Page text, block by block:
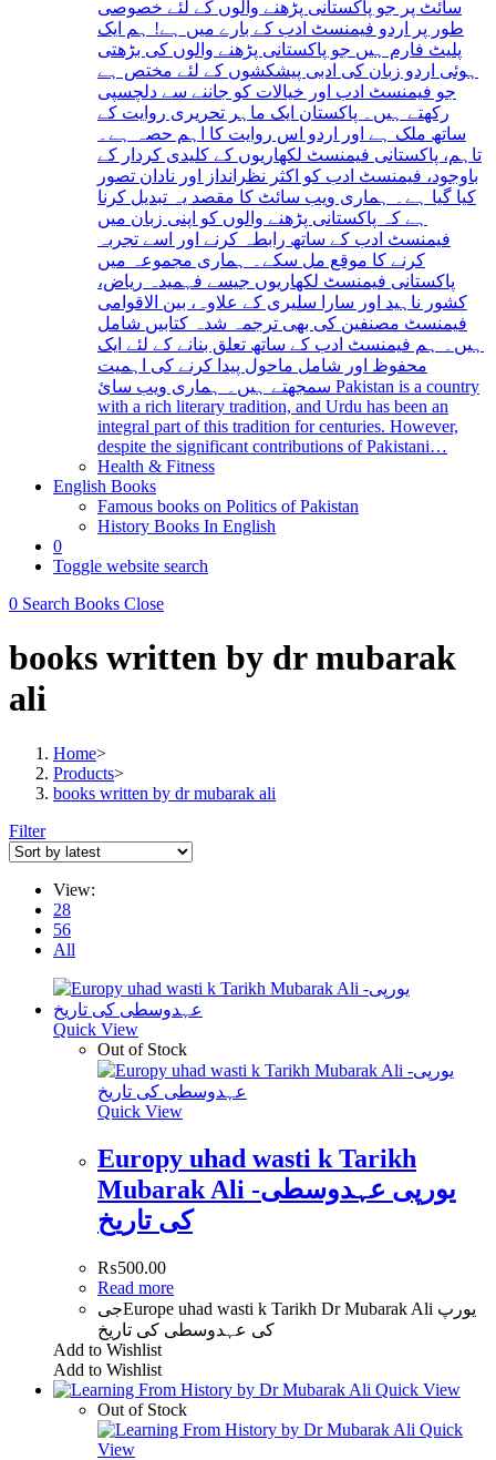
سائٹ پر جو پاکستانی پڑھنے والوں کے لئے خصوصی
طور پر اردو فیمنسٹ ادب کے بارے میں ہے! ہم ایک
پلیٹ فارم ہیں جو پاکستانی پڑھنے والوں کی بڑھتی
ہوئی اردو زبان کی ادبی پیشکشوں کے لئے مختص ہے
جو فیمنسٹ ادب اور خیالات کو جاننے سے دلچسپی
رکھتے ہیں۔ پاکستان ایک ماہر تحریری روایت کے
ساتھ ملک ہے اور اردو اس روایت کا اہم حصہ ہے۔
تاہم، پاکستانی فیمنسٹ لکھاریوں کے کلیدی کردار کے
باوجود، فیمنسٹ ادب کو اکثر نظرانداز اور نادان تصور
کیا گیا ہے۔ ہماری ویب سائٹ کا مقصد یہ تبدیل کرنا
ہے کہ پاکستانی پڑھنے والوں کو اپنی زبان میں
فیمنسٹ ادب کے ساتھ رابطہ کرنے اور اسے تجربہ
کرنے کا موقع مل سکے۔ ہماری مجموعہ میں
پاکستانی فیمنسٹ لکھاریوں جیسے فہمیدہ ریاض،
کشور ناہید اور سارا سلیری کے علاوہ، بین الاقوامی
فیمنسٹ مصنفین کی بھی ترجمہ شدہ کتابیں شامل
ہیں۔ ہم فیمنسٹ ادب کے ساتھ تعلق بنانے کے لئے ایک
محفوظ اور شامل ماحول پیدا کرنے کی اہمیت
سمجھتے ہیں۔ ہماری ویب سائ Pakistan is a country
with a rich literary tradition, and Urdu has been an
integral part of this tradition for centuries. However,
despite the significant contributions of Pakistani…
Health & Fitness
English Books
Famous books on Politics of Pakistan
History Books In English
0
Toggle website search
0 Search Books Close
books written by dr mubarak
ali
Home>
Products>
books written by dr mubarak ali
Filter
View:
28
56
All
Quick View
Out of Stock
Quick View
Europy uhad wasti k Tarikh
Mubarak Ali -یورپی عہدوسطی
کی تاریخ
₨500.00
Read more
جیEurope uhad wasti k Tarikh Dr Mubarak Ali یورپ
کی عہدوسطی کی تاریخ
Add to Wishlist
Add to Wishlist
Quick View
Out of Stock
Quick
View